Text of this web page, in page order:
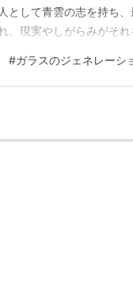
として青雲の志を持ち
、現実やしがらみがそ
ているなあと。 今夜こ
#ガラスのジェネレーシ